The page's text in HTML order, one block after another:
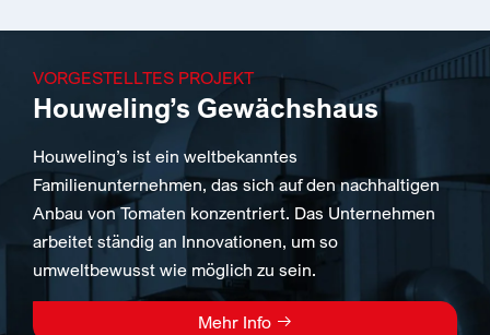
VORGESTELLTES PROJEKT
Houweling’s Gewächshaus
Houweling’s ist ein weltbekanntes
Familienunternehmen, das sich auf den nachhaltigen
Anbau von Tomaten konzentriert. Das Unternehmen
arbeitet ständig an Innovationen, um so
umweltbewusst wie möglich zu sein.
Mehr Info